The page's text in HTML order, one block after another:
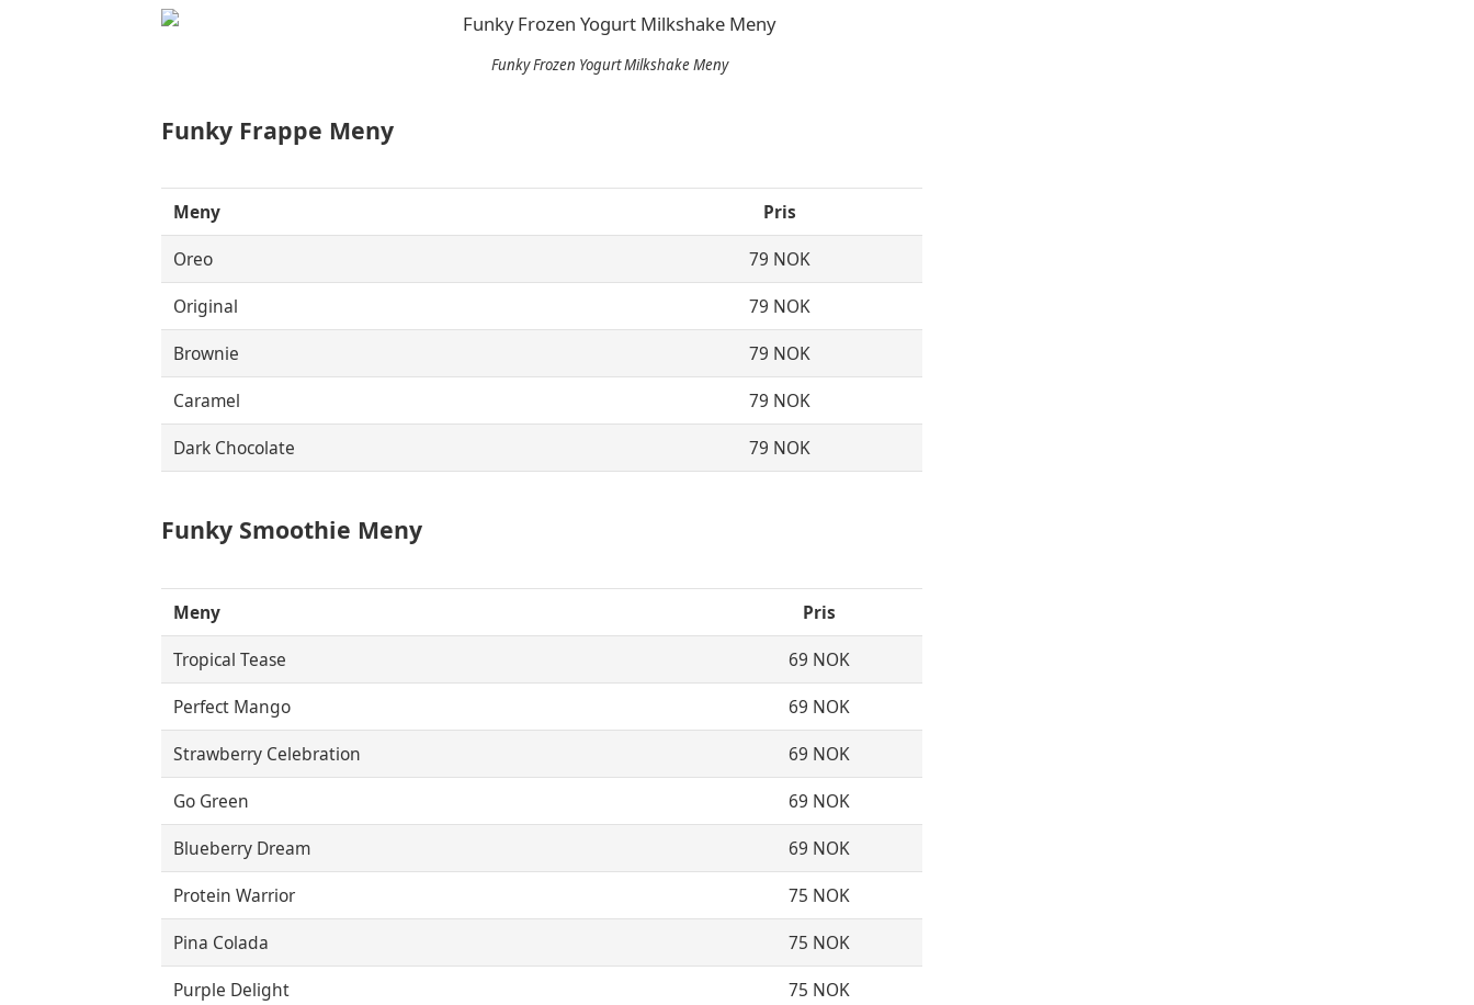
Funky Frozen Yogurt Milkshake Meny
Funky Frappe Meny
Meny
Pris
Oreo
79 NOK
Original
79 NOK
Brownie
79 NOK
Caramel
79 NOK
Dark Chocolate
79 NOK
Funky Smoothie Meny
Meny
Pris
Tropical Tease
69 NOK
Perfect Mango
69 NOK
Strawberry Celebration
69 NOK
Go Green
69 NOK
Blueberry Dream
69 NOK
Protein Warrior
75 NOK
Pina Colada
75 NOK
Purple Delight
75 NOK